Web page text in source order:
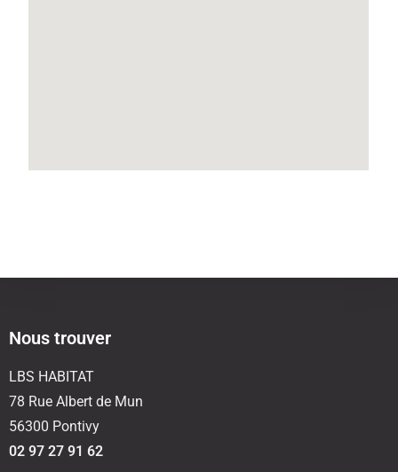
Nous trouver
LBS HABITAT
78 Rue Albert de Mun
56300 Pontivy
02 97 27 91 62